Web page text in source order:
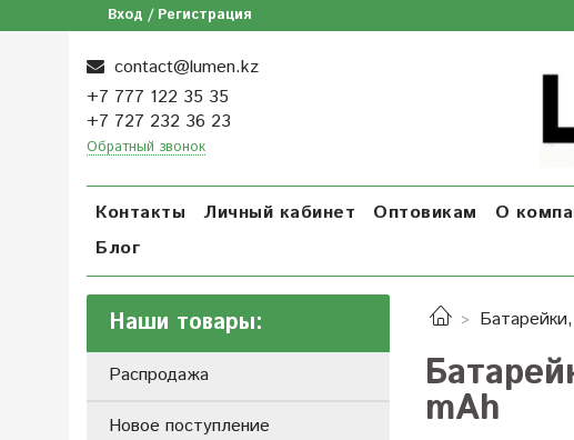
Вход / Регистрация
contact@lumen.kz
+7 777 122 35 35
+7 727 232 36 23
Обратный звонок
Контакты Личный кабинет Оптовикам О
Блог
mAh
Наши товары:
Распродажа
Новое поступление